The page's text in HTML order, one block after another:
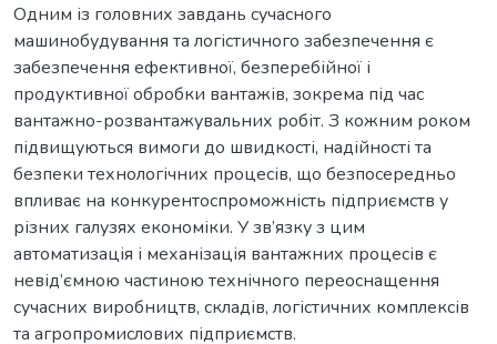
Одним із головних завдань сучасного
машинобудування та логістичного забезпечення є
забезпечення ефективної, безперебійної і
продуктивної обробки вантажів, зокрема під час
вантажно-розвантажувальних робіт. З кожним роком
підвищуються вимоги до швидкості, надійності та
безпеки технологічних процесів, що безпосередньо
впливає на конкурентоспроможність підприємств у
різних галузях економіки. У зв’язку з цим
автоматизація і механізація вантажних процесів є
невід’ємною частиною технічного переоснащення
сучасних виробництв, складів, логістичних комплексів
та агропромислових підприємств.